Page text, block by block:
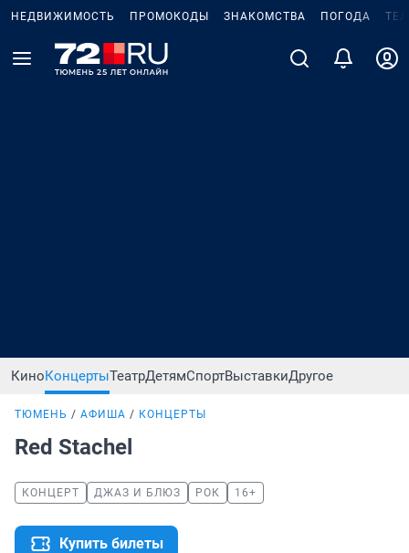
НЕДВИЖИМОСТЬ ПРОМОКОДЫ ЗНАКОМСТВА ПОГОДА
КиноКонцертыТеатрДетямСпортВыставкиДругое
ТЮМЕНЬ АФИША КОНЦЕРТЫ
Red Stachel
КОНЦЕРТ ДЖАЗ И БЛЮЗ РОК 16+
Купить билеты